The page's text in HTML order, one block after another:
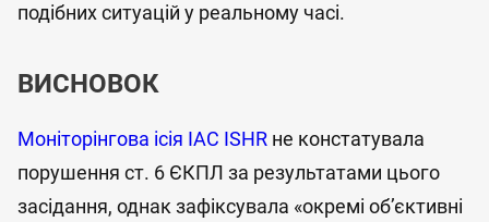
подібних ситуацій у реальному часі.
ВИСНОВОК
Моніторінгова ісія IAC ISHR не констатувала
порушення ст. 6 ЄКПЛ за результатами цього
засідання, однак зафіксувала «окремі об’єктивні